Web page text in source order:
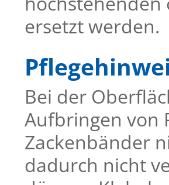
ersetzt werden.
Bei der
Aufbringen von
Zackenbänder
dadurch nicht